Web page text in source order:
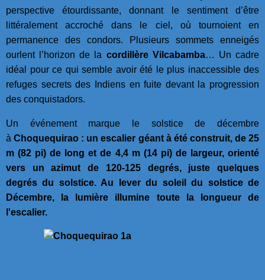
perspective étourdissante, donnant le sentiment d’être
littéralement accroché dans le ciel, où tournoient en
permanence des condors. Plusieurs sommets enneigés
ourlent l’horizon de la cordillère Vilcabamba… Un cadre
idéal pour ce qui semble avoir été le plus inaccessible des
refuges secrets des Indiens en fuite devant la progression
des conquistadors.
Un événement marque le solstice de décembre
àChoquequirao : un escalier géant à été construit, de 25
m (82 pi) de long et de 4,4 m (14 pi) de largeur, orienté
vers un azimut de 120-125 degrés, juste quelques
degrés du solstice. Au lever du soleil du solstice de
Décembre, la lumière illumine toute la longueur de
l'escalier.